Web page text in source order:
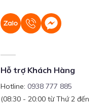
Hỗ trợ Khách Hàng
Hotline: 0938 777 885
(08:30 - 20:00 từ Thứ 2 đến